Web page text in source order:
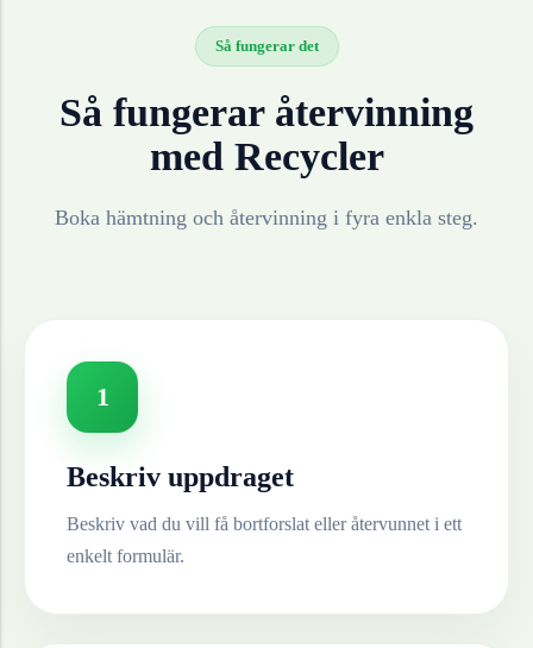
Så fungerar det
Så fungerar återvinning
med Recycler
Boka hämtning och återvinning i fyra enkla steg.
1
Beskriv uppdraget
Beskriv vad du vill få bortforslat eller återvunnet i ett
enkelt formulär.